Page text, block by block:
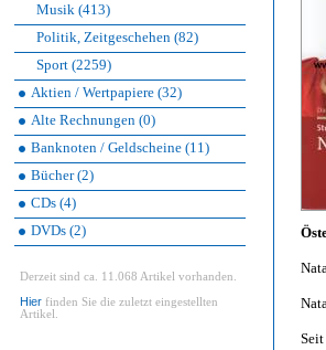
Musik (413)
Politik, Zeitgeschehen (82)
Sport (2259)
Aktien / Wertpapiere (32)
Alte Rechnungen (0)
Banknoten / Geldscheine (11)
Bücher (2)
CDs (4)
DVDs (2)
Derzeit sind ca. 11.068 Artikel vorhanden.
Hier finden Sie die zuletzt eingestellten
Artikel.